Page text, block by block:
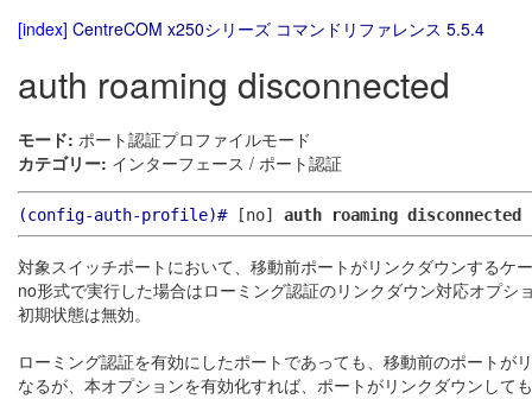
[index] CentreCOM x250シリーズ コマンドリファレンス 5.5.4
auth roaming disconnected
モード: ポート認証プロファイルモード
カテゴリー: インターフェース / ポート認証
(config-auth-profile)#[no] auth roaming disconnected
対象スイッチポートにおいて、移動前ポートがリンクダウンする
no形式で実行した場合はローミング認証のリンクダウン対応オプシ
初期状態は無効。
ローミング認証を有効にしたポートであっても、移動前のポート
なるが、本オプションを有効化すれば、ポートがリンクダウンし